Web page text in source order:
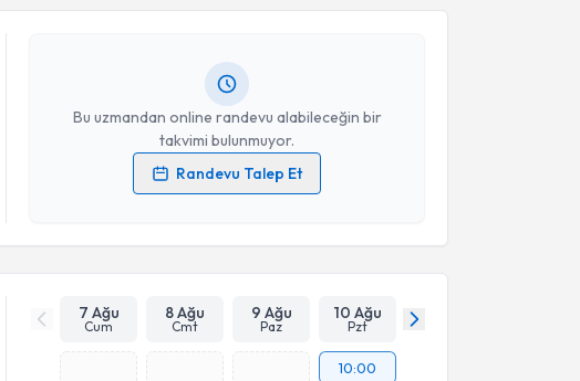
Bu uzmandan online randevu alabileceğin bir
takvimi bulunmuyor.
Randevu Talep Et
Kişisel verilerimin işlenmesine ilişkinAydınlatma Metni
işlenmesini kabul ediyorum.
Takvim Talebini Gönder
7 Ağu
Cum
8 Ağu
Cmt
9 Ağu
Paz
10 Ağu
Pzt
10:00